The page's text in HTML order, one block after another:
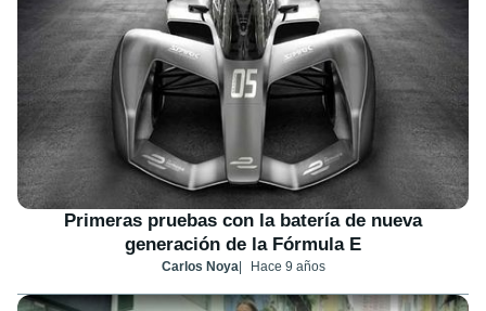
Primeras pruebas con la batería de nueva
generación de la Fórmula E
Carlos Noya Hace 9 años